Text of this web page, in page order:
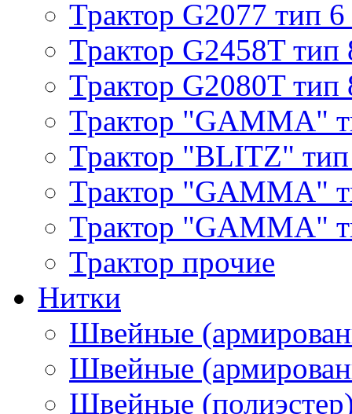
Трактор G2077 тип 6
Трактор G2458T тип
Трактор G2080T тип
Трактор "GAMMA"
Трактор "BLITZ"
Трактор "GAMMA"
Трактор "GAMMA"
Трактор прочие
Нитки
Швейные
Швейные
Швейные